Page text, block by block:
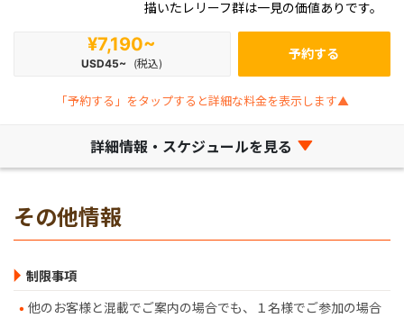
描いたレリーフ群は一見の価値ありです。
¥7,190~
USD45~ (税込)
予約する
「予約する」をタップすると詳細な料金を表示します▲
詳細情報・スケジュールを見る
その他情報
制限事項
他のお客様と混載でご案内の場合でも、１名様でご参加の場合